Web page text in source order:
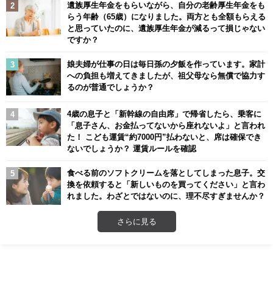
遺族厚生年金をもらいながら、自分の老齢厚生年金をも
らう年齢（65歳）になりました。両方とも全額もらえる
と思っていたのに、遺族厚生年金が減るって損じゃない
ですか？
娘夫婦が仕事の日は毎日孫の夕飯を作っています。家計
への負担も増えてきましたが、祖父母なら無償で協力す
るのが普通でしょうか？
4歳の息子と「新幹線の自由席」で帰省したら、乗客に
「息子さん、お金払ってないから座れないよ」と言われ
た！ こども運賃“約7000円”払わないと、席は確保でき
ないでしょうか？ 運賃ルールを確認
食べる前のソフトクリームを落としてしまった息子。交
換を依頼すると「新しいものを買ってください」と言わ
れました。わざとではないのに、理不尽すぎませんか？
さらに見る